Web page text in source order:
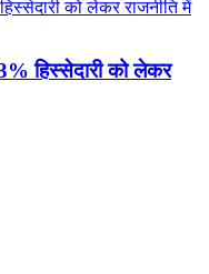
हिस्सेदारी को लेकर